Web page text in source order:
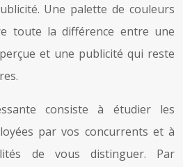
Une palette de couleurs
toute la différence entre une
et une publicité qui reste
consiste à étudier les
par vos concurrents et à
de vous distinguer. Par